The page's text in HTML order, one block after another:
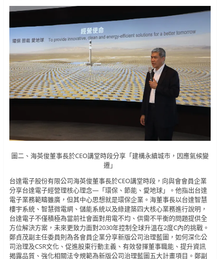
圖二、海英俊董事長於CEO講堂時段分享「建構永續城市，因應氣候變
遷」
台達電子股份有限公司海英俊董事長於CEO講堂時段，向與會會員企業
分享台達電子經營理核心理念―「環保、節能、愛地球」。他指出台達
電子業務範疇雖廣，但其中心思想就是環保企業。海董事長以台達智慧
樓宇系統、智慧微電網、儲能系統以及綠建築四大核心業務進行說明，
台達電子不僅積極為當前社會面對用電不均、供需不平衡的問題提供全
方位解決方案，未來更致力面對2030年控制全球升溫在2度C內的挑戰。
鄭貞茂副主任委員則為各會員企業分享新版公司治理藍圖，如何深化公
司治理及CSR文化、促進股東行動主義、有效發揮董事職能、提升資訊
揭露品質、強化相關法令規範為新版公司治理藍圖五大計畫項目。鄭副